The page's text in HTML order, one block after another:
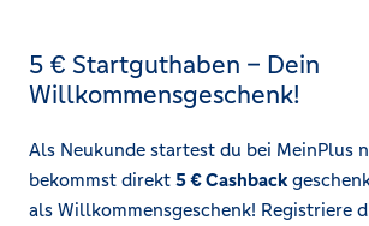
5 € Startguthaben – Dein
Willkommensgeschenk!
Als Neukunde startest du bei MeinPlus
bekommst direkt 5 € Cashback
als Willkommensgeschenk! Registriere